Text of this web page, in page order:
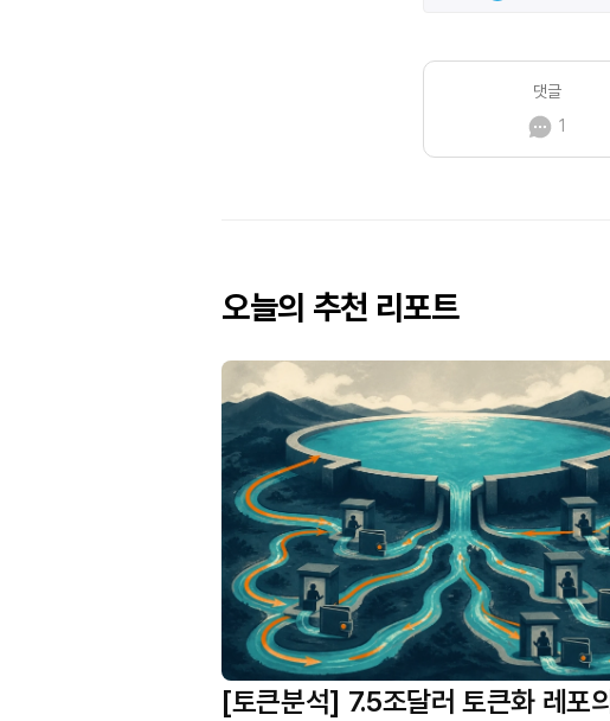
댓글
1
오늘의 추천 리포트
[토큰분석] 7.5조달러 토큰화 레포의